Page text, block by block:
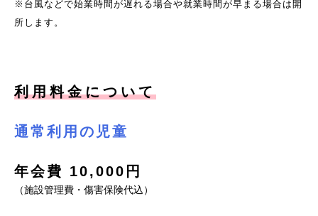
※台風などで始業時間が遅れる場合や就業時間が早まる場合は開
所します。
利用料金について
通常利用の児童
年会費 10,000円
（施設管理費・傷害保険代込）